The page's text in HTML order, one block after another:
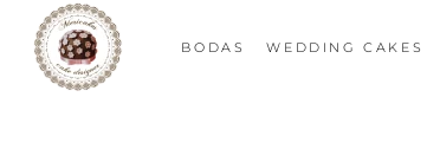
BODAS WEDDING CAKES